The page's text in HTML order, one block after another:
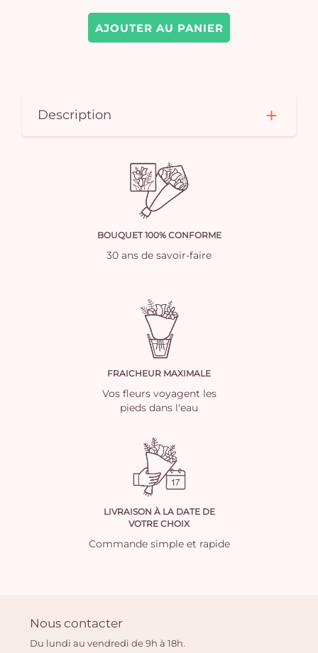
AJOUTER AU PANIER
Description
BOUQUET 100% CONFORME
30 ans de savoir-faire
FRAICHEUR MAXIMALE
Vos fleurs voyagent les
pieds dans l'eau
LIVRAISON À LA DATE DE
VOTRE CHOIX
Commande simple et rapide
Nous contacter
Du lundi au vendredi de 9h à 18h.